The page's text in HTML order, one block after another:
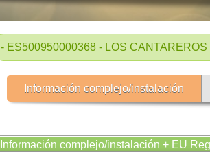
- ES500950000368 - LOS
Información complejo/instalación
Información complejo/instalación + EU